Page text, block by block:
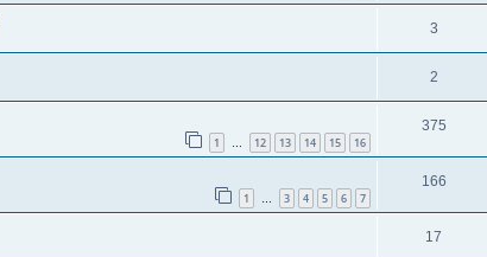
3
2
1 … 12 13 14 15 16
375
1 … 3 4 5 6 7
166
17